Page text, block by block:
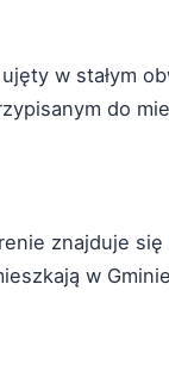
w stałym
do
znajduje
w